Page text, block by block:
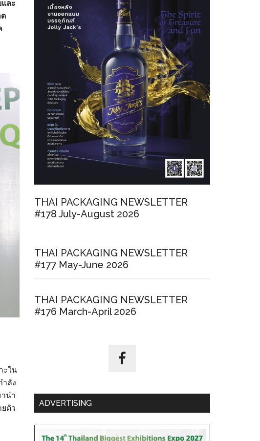
ละ
ะใน
ลัง
นำ
ตัว
THAI PACKAGING NEWSLETTER
#178 July-August 2026
THAI PACKAGING NEWSLETTER
#177 May-June 2026
THAI PACKAGING NEWSLETTER
#176 March-April 2026
ADVERTISING